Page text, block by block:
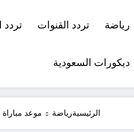
رياضة تردد القنوات تردد
ديكورات السعودية
الرئيسيةرياضة موعد مباراة فرنسا